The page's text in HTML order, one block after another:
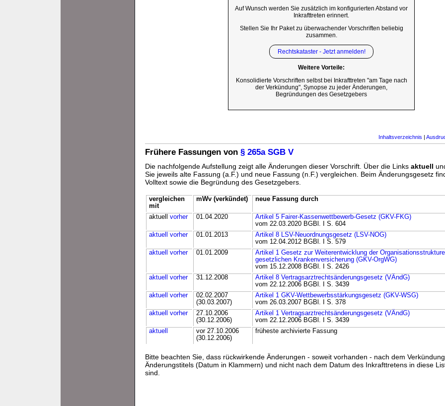
Auf Wunsch werden Sie zusätzlich im konfigurierten Abstand vor
Inkrafttreten erinnert.
Stellen Sie Ihr Paket zu überwachender Vorschriften beliebig
zusammen.
Rechtskataster - Jetzt anmelden!
Weitere Vorteile:
Konsolidierte Vorschriften selbst bei Inkrafttreten "am Tage nach
der Verkündung", Synopse zu jeder Änderungen,
Begründungen des Gesetzgebers
Inhaltsverzeichnis |
Frühere Fassungen von § 265a SGB V
Die nachfolgende Aufstellung zeigt alle Änderungen dieser Vorschrift. Über die Links aktuell
Sie jeweils alte Fassung (a.F.) und neue Fassung (n.F.) vergleichen. Beim Änderungsgesetz
Volltext sowie die Begründung des Gesetzgebers.
vergleichen
mit
mWv (verkündet) neue Fassung durch
aktuell vorher 01.04.2020
Artikel 5 Fairer-Kassenwettbewerb-Gesetz (GKV-FKG)
vom 22.03.2020 BGBl. I S. 604
aktuell
vorher 01.01.2013
Artikel 8 LSV-Neuordnungsgesetz (LSV-NOG)
vom 12.04.2012 BGBl. I S. 579
aktuell
vorher 01.01.2009
Artikel 1 Gesetz zur Weiterentwicklung der
gesetzlichen Krankenversicherung (GKV-OrgWG)
vom 15.12.2008 BGBl. I S. 2426
aktuell
vorher 31.12.2008
Artikel 8 Vertragsarztrechtsänderungsgesetz (VÄndG)
vom 22.12.2006 BGBl. I S. 3439
aktuell
vorher
02.02.2007
(30.03.2007)
Artikel 1 GKV-Wettbewerbsstärkungsgesetz (GKV-WSG)
vom 26.03.2007 BGBl. I S. 378
aktuell
vorher
27.10.2006
(30.12.2006)
Artikel 1 Vertragsarztrechtsänderungsgesetz (VÄndG)
vom 22.12.2006 BGBl. I S. 3439
aktuell
vor 27.10.2006
(30.12.2006)
früheste archivierte Fassung
Bitte beachten Sie, dass rückwirkende Änderungen - soweit vorhanden - nach dem
Änderungstitels (Datum in Klammern) und nicht nach dem Datum des Inkrafttretens in diese
sind.